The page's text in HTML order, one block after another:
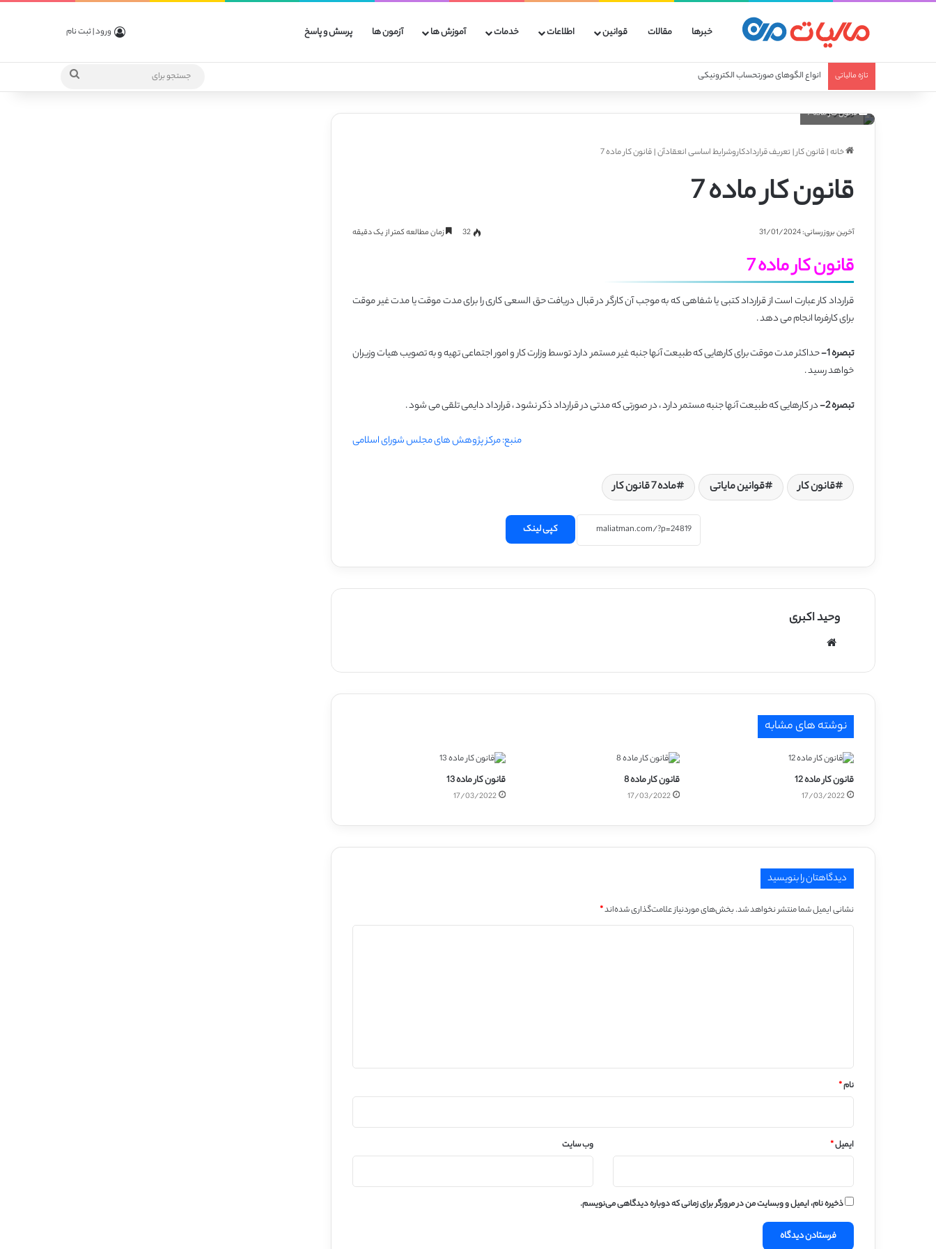
خبرها مقالات قوانین اطلاعات خدمات آموزش ها آزمون ها پرسش و پاسخ ورود | ثبت نام
تازه مالیاتی انواع الگوهای صورتحساب الکترونیکی
جستجو
قانون کار ماده 7
خانه|قانون کار|تعریف قراردادکاروشرایط اساسی انعقادآن|قانون کار ماده 7
قانون کار ماده 7
آخرین بروزرسانی: 31/01/2024 32 زمان مطالعه کمتر از یک دقیقه
قانون کار ماده 7
قرارداد کار عبارت است از قرارداد کتبی یا شفاهی که به موجب آن کارگر در قبال دریافت حق السعی کاری را برای مدت موقت یا مدت غیر موقت
برای کارفرما انجام می دهد .
تبصره 1-
حداکثر مدت موقت برای کارهایی که طبیعت آنها جنبه غیر مستمر دارد توسط وزارت کار و امور اجتماعی تهیه و به تصویب هیات وزیران
خواهد رسید .
تبصره 2- در کارهایی که طبیعت آنها جنبه مستمر دارد ، در صورتی که مدتی در قرارداد ذکر نشود ، قرارداد دایمی تلقی می شود .
منبع: مرکز پژوهش های مجلس شورای اسلامی
قانون کار قوانین مایاتی ماده 7 قانون کار
کپی لینک
وحید اکبری
نوشته های مشابه
قانون کار ماده 12
17/03/2022
قانون کار ماده 8
17/03/2022
قانون کار ماده 13
17/03/2022
دیدگاهتان را بنویسید
نشانی ایمیل شما منتشر نخواهد شد.بخش‌های موردنیاز علامت‌گذاری شده‌اند*
نام*
ایمیل* وب‌ سایت
ذخیره نام، ایمیل و وبسایت من در مرورگر برای زمانی که دوباره دیدگاهی می‌نویسم.